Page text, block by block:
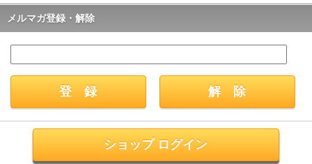
メルマガ登録・解除
ショップ ログイン